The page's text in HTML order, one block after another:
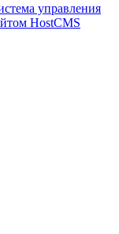
управления
HostCMS